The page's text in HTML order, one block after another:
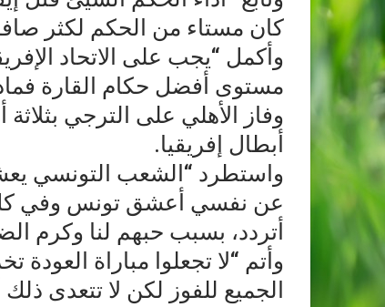
كان مستاء من الحكم لكثر
وأكمل “يجب على الاتحاد
مستوى أفضل حكام القارة
وفاز الأهلي على الترجي
أبطال إفريقيا.
واستطرد “الشعب التونسي
عن نفسي أعشق تونس وفي كل
أتردد، بسبب حبهم لنا وكرم
وأتم “لا تجعلوا مباراة
الجميع للفوز لكن لا تتعدى ذلك